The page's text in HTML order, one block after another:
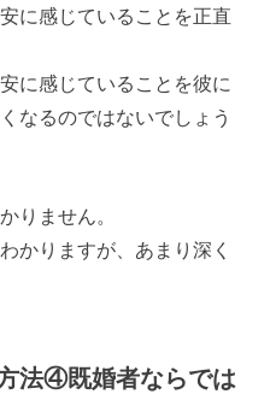
に感じていることを正直
に感じていることを彼に
なるのではないでしょう
りません。
かりますが、あまり深く
法④既婚者ならでは